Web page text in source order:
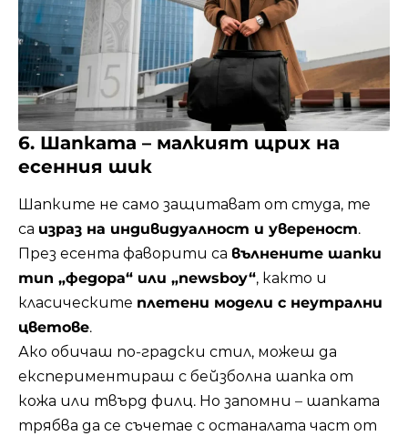
6. Шапката – малкият щрих на
есенния шик
Шапките не само защитават от студа, те
са израз на индивидуалност и увереност.
През есента фаворити са вълнените шапки
тип „федора“ или „newsboy“, както и
класическите плетени модели с неутрални
цветове.
Ако обичаш по-градски стил, можеш да
експериментираш с бейзболна шапка от
кожа или твърд филц. Но запомни – шапката
трябва да се съчетае с останалата част от